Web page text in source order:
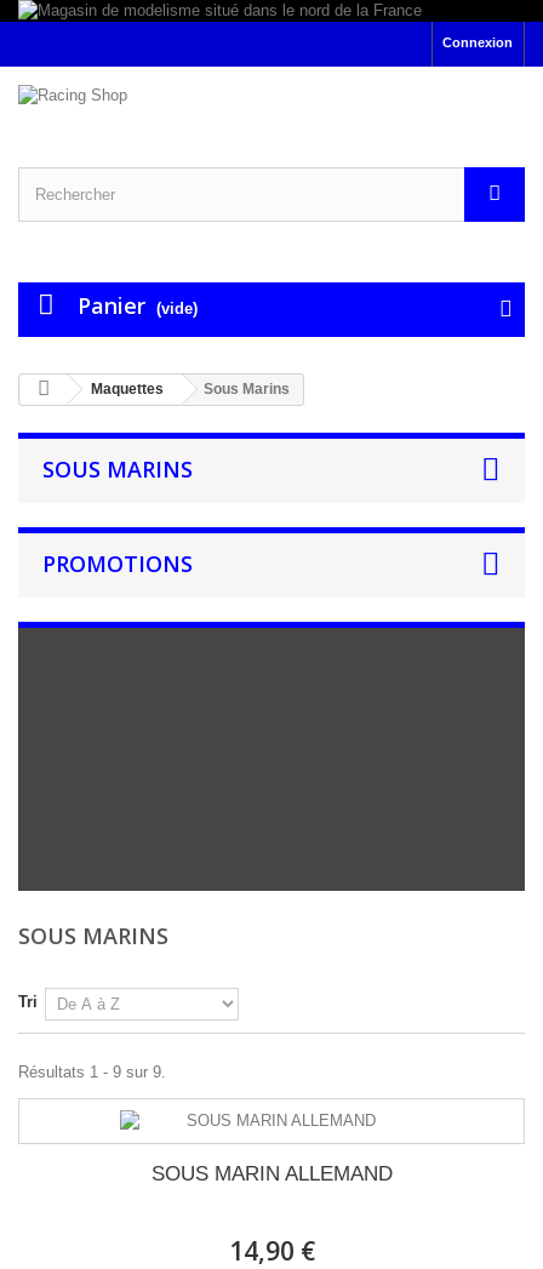
Connexion
Panier (vide)
Maquettes Sous Marins
SOUS MARINS
PROMOTIONS
SOUS MARINS
Tri
Résultats 1 - 9 sur 9.
SOUS MARIN ALLEMAND
14,90 €